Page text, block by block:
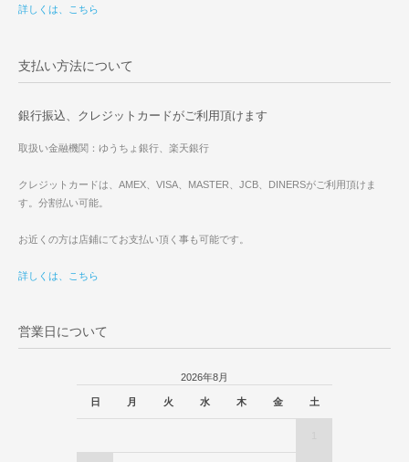
詳しくは、こちら
支払い方法について
銀行振込、クレジットカードがご利用頂けます
取扱い金融機関：ゆうちょ銀行、楽天銀行
クレジットカードは、AMEX、VISA、MASTER、JCB、DINERSがご利用頂けま
す。分割払い可能。
お近くの方は店鋪にてお支払い頂く事も可能です。
詳しくは、こちら
営業日について
2026年8月
日 月 火 水 木 金 土